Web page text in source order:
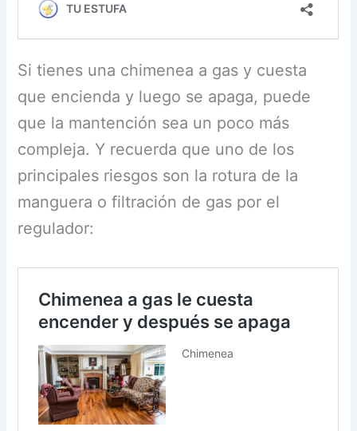
Si tienes una chimenea a gas y cuesta
que encienda y luego se apaga, puede
que la mantención sea un poco más
compleja. Y recuerda que uno de los
principales riesgos son la rotura de la
manguera o filtración de gas por el
regulador: